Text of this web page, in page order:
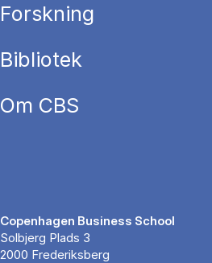
Forskning
Bibliotek
Om CBS
Copenhagen Business School
Solbjerg Plads 3
2000 Frederiksberg